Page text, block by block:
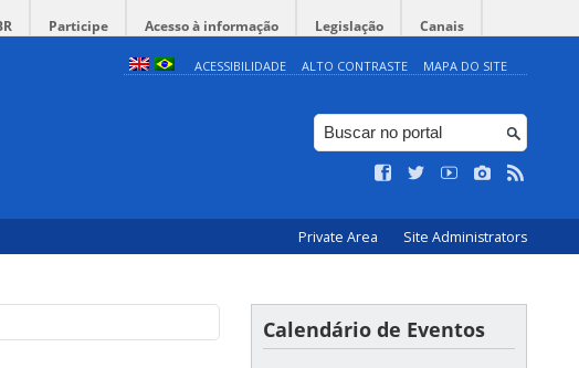
Participe Acesso à informação Legislação Canais
ACESSIBILIDADE ALTO CONTRASTE MAPA DO SITE
Private Area Site Administrators
Calendário de Eventos